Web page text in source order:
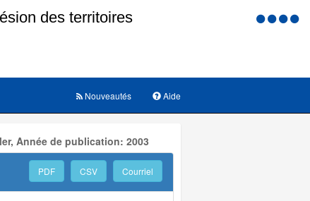
Menu
Aide
Nouveautés
Année de publication: 2003
PDF CSV Courriel